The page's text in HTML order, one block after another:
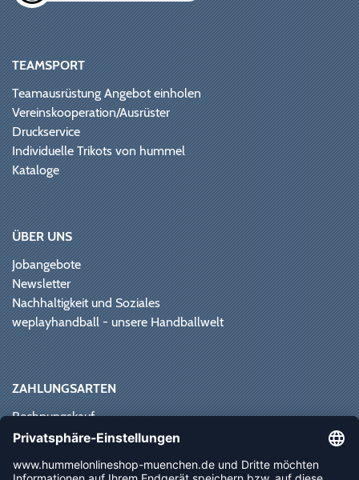
TEAMSPORT
Teamausrüstung Angebot einholen
Vereinskooperation/Ausrüster
Druckservice
Individuelle Trikots von hummel
Kataloge
ÜBER UNS
Jobangebote
Newsletter
Nachhaltigkeit und Soziales
weplayhandball - unsere Handballwelt
ZAHLUNGSARTEN
Rechnungskauf
Paypal
Vorkasse